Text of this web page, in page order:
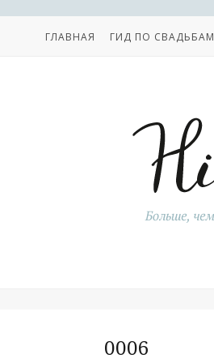
ГЛАВНАЯ ГИД ПО СВАДЬБАМ
0006